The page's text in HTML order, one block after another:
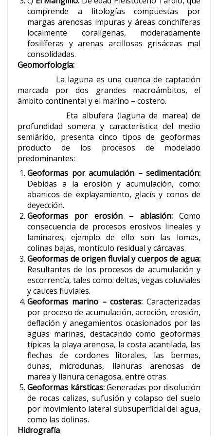
comprende a litologías compuestas por
margas arenosas impuras y áreas conchíferas
localmente coralígenas, moderadamente
fosilíferas y arenas arcillosas grisáceas mal
consolidadas.
Geomorfología:
La laguna es una cuenca de captación
marcada por dos grandes macroámbitos, el
ámbito continental y el marino – costero.
Eta albufera (laguna de marea) de
profundidad somera y característica del medio
semiárido, presenta cinco tipos de geoformas
producto de los procesos de modelado
predominantes:
Geoformas por acumulación – sedimentación:
Debidas a la erosión y acumulación, como:
abanicos de explayamiento, glacís y conos de
deyección.
Geoformas por erosión – ablasión: Como
consecuencia de procesos erosivos lineales y
laminares; ejemplo de ello son las lomas,
colinas bajas, montículo residual y cárcavas.
Geoformas de origen fluvial y cuerpos de agua:
Resultantes de los procesos de acumulación y
escorrentía, tales como: deltas, vegas coluviales
y cauces fluviales.
Geoformas marino – costeras: Caracterizadas
por proceso de acumulación, acreción, erosión,
deflación y anegamientos ocasionados por las
aguas marinas, destacando como geoformas
típicas la playa arenosa, la costa acantilada, las
flechas de cordones litorales, las bermas,
dunas, microdunas, llanuras arenosas de
marea y llanura cenagosa, entre otras.
Geoformas kársticas:Generadas por disolución
de rocas calizas, sufusión y colapso del suelo
por movimiento lateral subsuperficial del agua,
como las dolinas.
Hidrografía